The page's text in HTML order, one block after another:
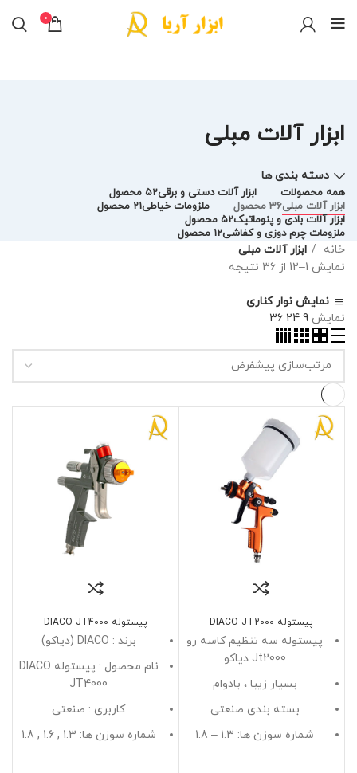
0
ابزار آلات مبلی
دسته بندی ها
همه محصولات ابزار آلات دستی و برقی52 محصول
ابزار آلات مبلی36 محصول ملزومات خیاطی21 محصول
ابزار آلات بادی و پنوماتیک52 محصول
ملزومات چرم دوزی و کفاشی12 محصول
خانه
ابزار آلات مبلی
نمایش 1–12 از 36 نتیجه
نمایش نوار کناری
نمایش 9
24
36
پیستوله DIACO JT2000
پیستوله سه تنظیم کاسه رو
Jt2000 دیاکو
بسیار زیبا ، بادوام
بسته بندی صنعتی
شماره سوزن ها: 1.3 – 1.8
پیستوله DIACO JT4000
برند : DIACO (دیاکو)
نام محصول : پیستوله DIACO
JT4000
کاربری : صنعتی
شماره سوزن ها: 1.3 , 1.6 , 1.8